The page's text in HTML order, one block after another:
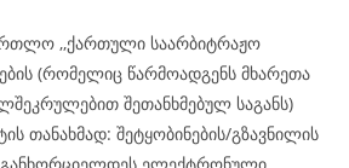
,,ქართული საარბიტრაჟო
(რომელიც წარმოადგენს მხარეთა
შეთანხმებულ საგანს)
თანახმად: შეტყობინების/გზავნილის